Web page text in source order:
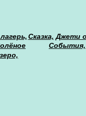
Сказка, Джети
События,